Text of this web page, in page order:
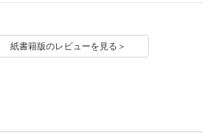
紙書籍版のレビューを見る＞